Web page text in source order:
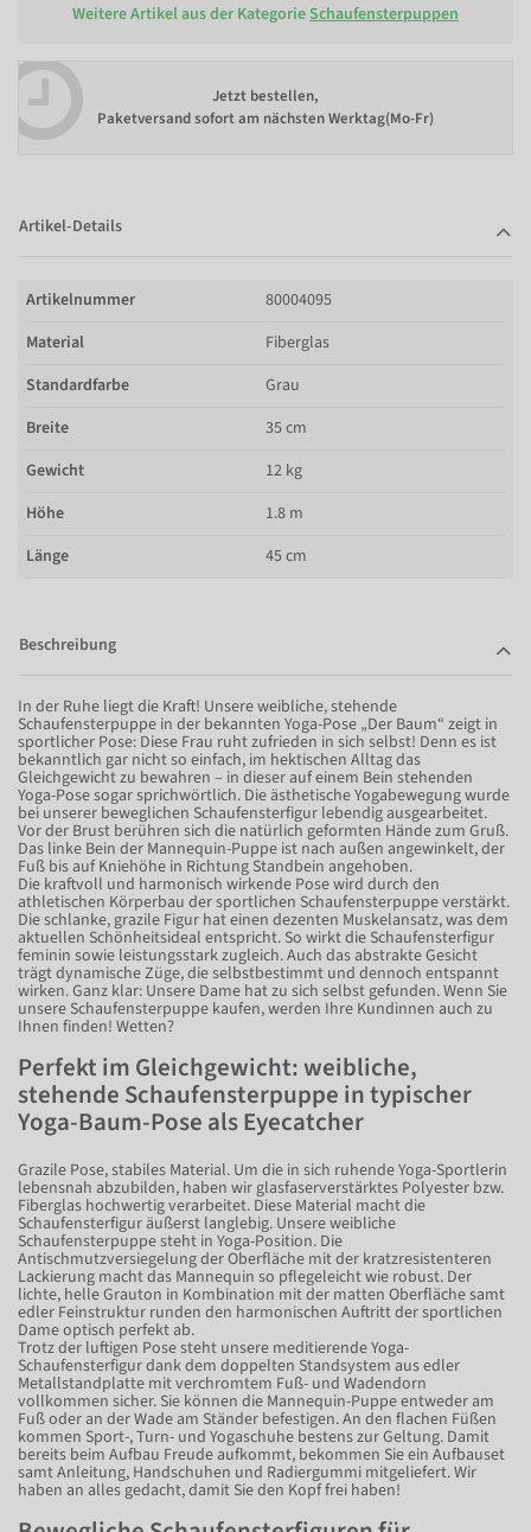
Weitere Artikel aus der KategorieSchaufensterpuppen
Jetzt bestellen,
Paketversand sofort am nächsten Werktag(Mo-Fr)
Artikel-Details
Artikelnummer
80004095
Material
Fiberglas
Standardfarbe
Grau
Breite
35 cm
Gewicht
12 kg
Höhe
1.8 m
Länge
45 cm
Beschreibung
In der Ruhe liegt die Kraft! Unsere weibliche, stehende
Schaufensterpuppe in der bekannten Yoga-Pose „Der Baum“ zeigt in
sportlicher Pose: Diese Frau ruht zufrieden in sich selbst! Denn es ist
bekanntlich gar nicht so einfach, im hektischen Alltag das
Gleichgewicht zu bewahren – in dieser auf einem Bein stehenden
Yoga-Pose sogar sprichwörtlich. Die ästhetische Yogabewegung wurde
bei unserer beweglichen Schaufensterfigur lebendig ausgearbeitet.
Vor der Brust berühren sich die natürlich geformten Hände zum Gruß.
Das linke Bein der Mannequin-Puppe ist nach außen angewinkelt, der
Fuß bis auf Kniehöhe in Richtung Standbein angehoben.
Die kraftvoll und harmonisch wirkende Pose wird durch den
athletischen Körperbau der sportlichen Schaufensterpuppe verstärkt.
Die schlanke, grazile Figur hat einen dezenten Muskelansatz, was dem
aktuellen Schönheitsideal entspricht. So wirkt die Schaufensterfigur
feminin sowie leistungsstark zugleich. Auch das abstrakte Gesicht
trägt dynamische Züge, die selbstbestimmt und dennoch entspannt
wirken. Ganz klar: Unsere Dame hat zu sich selbst gefunden. Wenn Sie
unsere Schaufensterpuppe kaufen, werden Ihre Kundinnen auch zu
Ihnen finden! Wetten?
Perfekt im Gleichgewicht: weibliche,
stehende Schaufensterpuppe in typischer
Yoga-Baum-Pose als Eyecatcher
Grazile Pose, stabiles Material. Um die in sich ruhende Yoga-Sportlerin
lebensnah abzubilden, haben wir glasfaserverstärktes Polyester bzw.
Fiberglas hochwertig verarbeitet. Diese Material macht die
Schaufensterfigur äußerst langlebig. Unsere weibliche
Schaufensterpuppe steht in Yoga-Position. Die
Antischmutzversiegelung der Oberfläche mit der kratzresistenteren
Lackierung macht das Mannequin so pflegeleicht wie robust. Der
lichte, helle Grauton in Kombination mit der matten Oberfläche samt
edler Feinstruktur runden den harmonischen Auftritt der sportlichen
Dame optisch perfekt ab.
Trotz der luftigen Pose steht unsere meditierende Yoga-
Schaufensterfigur dank dem doppelten Standsystem aus edler
Metallstandplatte mit verchromtem Fuß- und Wadendorn
vollkommen sicher. Sie können die Mannequin-Puppe entweder am
Fuß oder an der Wade am Ständer befestigen. An den flachen Füßen
kommen Sport-, Turn- und Yogaschuhe bestens zur Geltung. Damit
bereits beim Aufbau Freude aufkommt, bekommen Sie ein Aufbauset
samt Anleitung, Handschuhen und Radiergummi mitgeliefert. Wir
haben an alles gedacht, damit Sie den Kopf frei haben!